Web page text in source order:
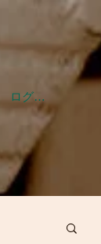
ログイン